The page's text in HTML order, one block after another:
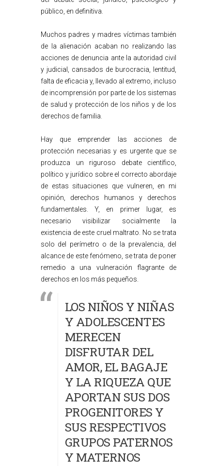
público, en definitiva.
Muchos padres y madres víctimas también
de la alienación acaban no realizando las
acciones de denuncia ante la autoridad civil
y judicial, cansados de burocracia, lentitud,
falta de eficacia y, llevado al extremo, incluso
de incomprensión por parte de los sistemas
de salud y protección de los niños y de los
derechos de familia.
Hay que emprender las acciones de
protección necesarias y es urgente que se
produzca un riguroso debate científico,
político y jurídico sobre el correcto abordaje
de estas situaciones que vulneren, en mi
opinión, derechos humanos y derechos
fundamentales. Y, en primer lugar, es
necesario visibilizar socialmente la
existencia de este cruel maltrato. No se trata
solo del perímetro o de la prevalencia, del
alcance de este fenómeno, se trata de poner
remedio a una vulneración flagrante de
derechos en los más pequeños.
LOS NIÑOS Y NIÑAS
Y ADOLESCENTES
MERECEN
DISFRUTAR DEL
AMOR, EL BAGAJE
Y LA RIQUEZA QUE
APORTAN SUS DOS
PROGENITORES Y
SUS RESPECTIVOS
GRUPOS PATERNOS
Y MATERNOS